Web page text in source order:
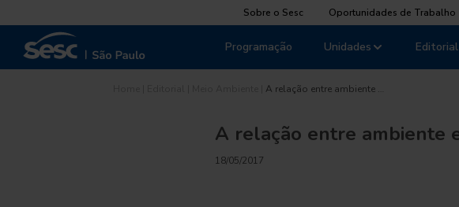
Sobre o Sesc Oportunidades de Trabalho
Unidades
Programação Editorial
A relação entre ambiente …
A relação entre ambiente
18/05/2017